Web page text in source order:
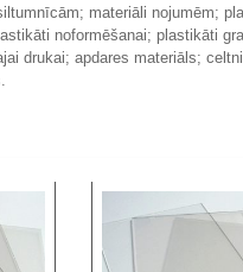
materiāli nojumēm;
noformēšanai; plastikāti
drukai; apdares materiāls;